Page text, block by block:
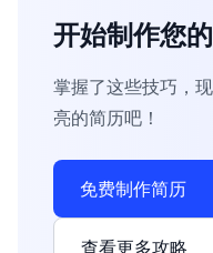
开始制作您
掌握了这些技巧，
亮的简历吧！
免费制作简历
查看更多攻略